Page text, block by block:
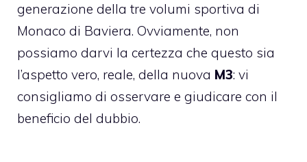
generazione della tre volumi sportiva di
Monaco di Baviera. Ovviamente, non
possiamo darvi la certezza che questo sia
l’aspetto vero, reale, della nuova M3: vi
consigliamo di osservare e giudicare con il
beneficio del dubbio.